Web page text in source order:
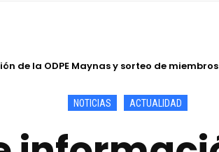
de la ODPE Maynas y sorteo de miembros
supervisa en Contamana acciones
NOTICIAS ACTUALIDAD